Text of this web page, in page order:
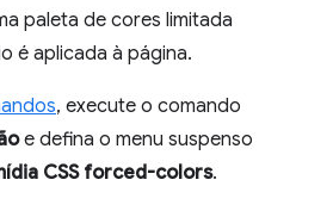
paleta de cores limitada
é aplicada à página.
, execute o comando
e defina o menu suspenso
CSS forced-colors.